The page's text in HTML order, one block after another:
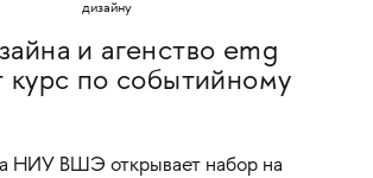
и агенство emg
курс по событийному
НИУ ВШЭ открывает набор на